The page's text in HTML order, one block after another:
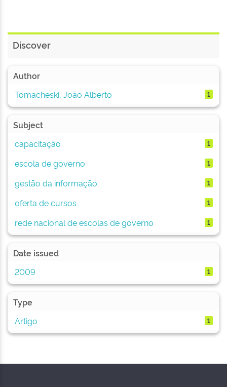
Discover
Author
Tomacheski, João Alberto
1
Subject
capacitação
1
escola de governo 1
gestão da informação 1
oferta de cursos 1
rede nacional de escolas de governo 1
Date issued
2009
1
Type
Artigo
1